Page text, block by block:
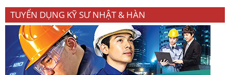
TUYỂN DỤNG KỸ SƯ NHẬT & HÀN